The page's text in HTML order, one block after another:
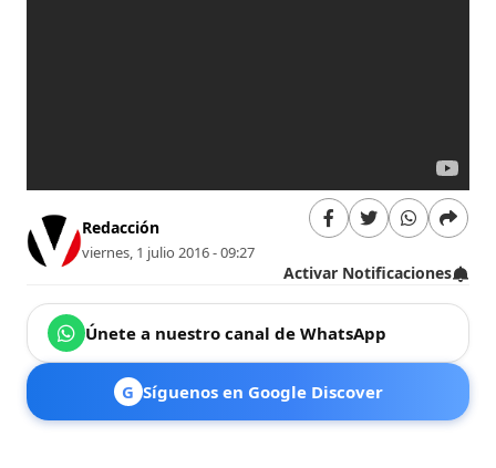
Redacción
viernes, 1 julio 2016 - 09:27
Activar Notificaciones
Únete a nuestro canal de WhatsApp
G Síguenos en Google Discover